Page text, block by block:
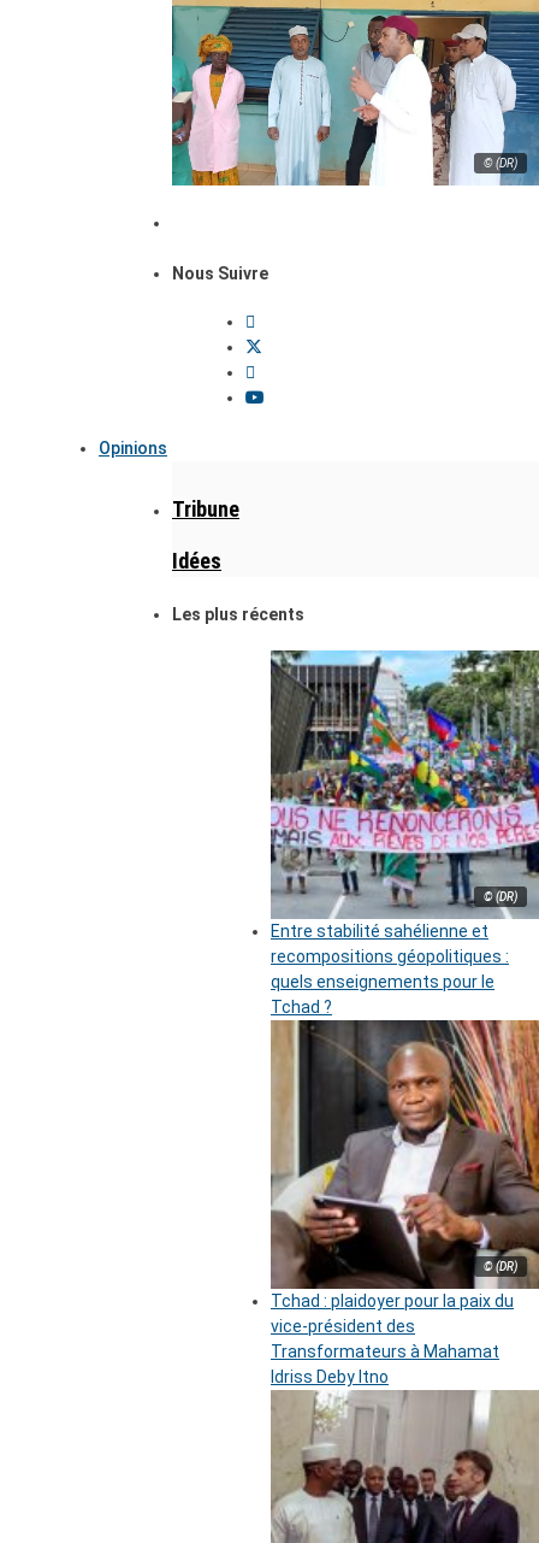
© (DR)
Nous Suivre
Opinions
Tribune
Idées
Les plus récents
© (DR)
Entre stabilité sahélienne et
recompositions géopolitiques :
quels enseignements pour le
Tchad ?
© (DR)
Tchad : plaidoyer pour la paix du
vice-président des
Transformateurs à Mahamat
Idriss Deby Itno